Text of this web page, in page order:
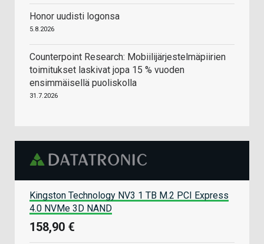
Honor uudisti logonsa
5.8.2026
Counterpoint Research: Mobiilijärjestelmäpiirien
toimitukset laskivat jopa 15 % vuoden
ensimmäisellä puoliskolla
31.7.2026
Kingston Technology NV3 1 TB M.2 PCI Express
4.0 NVMe 3D NAND
158,90 €